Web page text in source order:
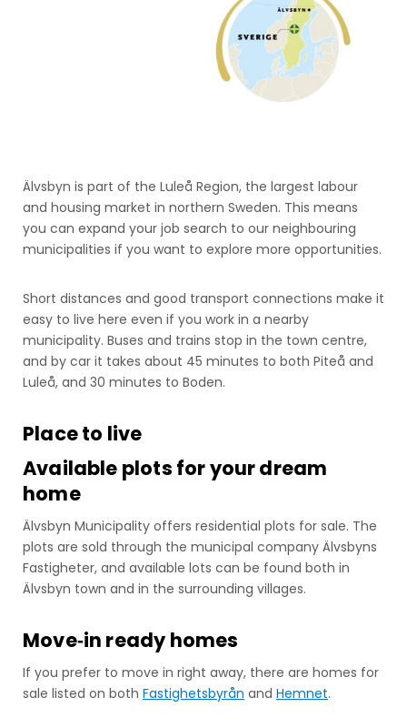
Älvsbyn is part of the Luleå Region, the largest labour
and housing market in northern Sweden. This means
you can expand your job search to our neighbouring
municipalities if you want to explore more opportunities.
Short distances and good transport connections make it
easy to live here even if you work in a nearby
municipality. Buses and trains stop in the town centre,
and by car it takes about 45 minutes to both Piteå and
Luleå, and 30 minutes to Boden.
Place to live
Available plots for your dream
home
Älvsbyn Municipality offers residential plots for sale. The
plots are sold through the municipal company Älvsbyns
Fastigheter, and available lots can be found both in
Älvsbyn town and in the surrounding villages.
Move‑in ready homes
If you prefer to move in right away, there are homes for
sale listed on both Fastighetsbyrån and Hemnet.